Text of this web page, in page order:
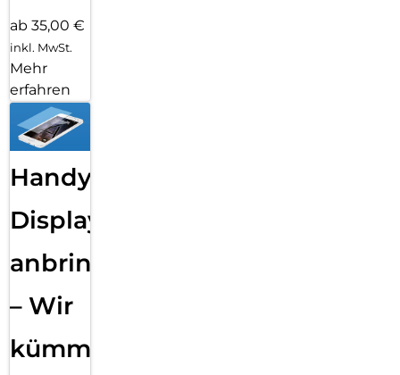
ab 35,00 €
inkl. MwSt.
Mehr
erfahren
Handy
Displayfolie
anbringen
– Wir
kümmern